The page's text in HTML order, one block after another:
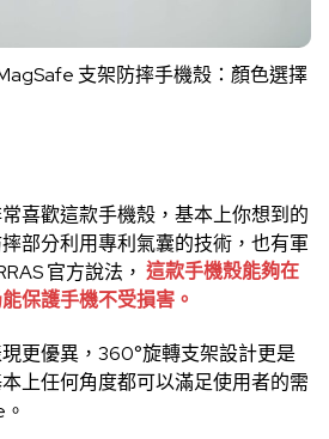
支架防摔手機殼：顏色選擇
喜歡這款手機殼，基本上你想到的
部分利用專利氣囊的技術，也有軍
官方說法， 這款手機殼能夠在
保護手機不受損害。
更優異，360°旋轉支架設計更是
上任何角度都可以滿足使用者的需